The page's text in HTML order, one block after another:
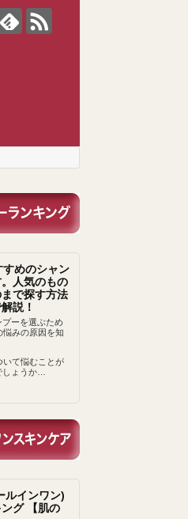
めのシャン
人気のもの
で探す方法
説！
プーを選ぶため
悩みの原因を知
いて悩むことが
ょうか…
ルインワン)
グ 【肌の